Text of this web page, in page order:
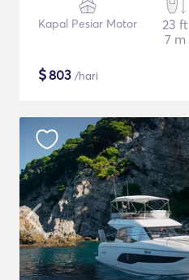
Kapal Pesiar Motor
23 ft
7 m
$803 /hari